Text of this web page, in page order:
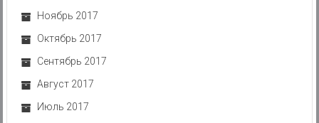
Ноябрь 2017
Октябрь 2017
Сентябрь 2017
Август 2017
Июль 2017